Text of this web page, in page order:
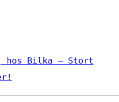
Bilka – Stort